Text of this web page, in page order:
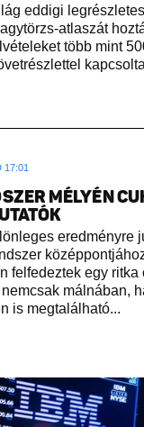
eddigi
atlaszát
több mint
17:01
MÉLYÉN
eredményre
felfedeztek egy ritka
málnában,
is megtalálható...